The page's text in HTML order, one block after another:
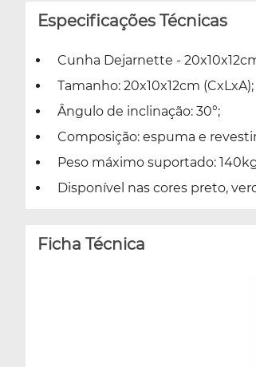
Especificações Técnicas
Cunha Dejarnette -
Tamanho: 20x10x12cm (CxLxA);
Ângulo de inclinação: 30°;
Composição: espuma e
Peso máximo suportado:
Disponível nas cores preto,
Ficha Técnica